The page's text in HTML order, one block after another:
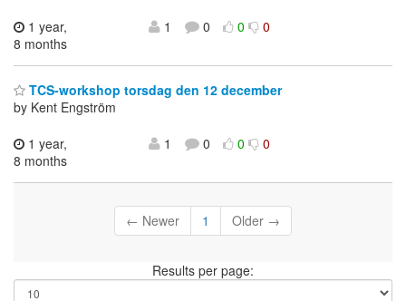
1 year,
8 months
1 0 0 0
TCS-workshop torsdag den 12 december
by Kent Engström
1 year,
8 months
1 0 0 0
← Newer 1 Older →
Results per page: